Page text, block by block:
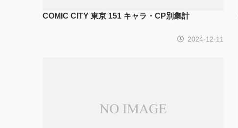
COMIC CITY 東京 151 キャラ・CP別集計
2024-12-11